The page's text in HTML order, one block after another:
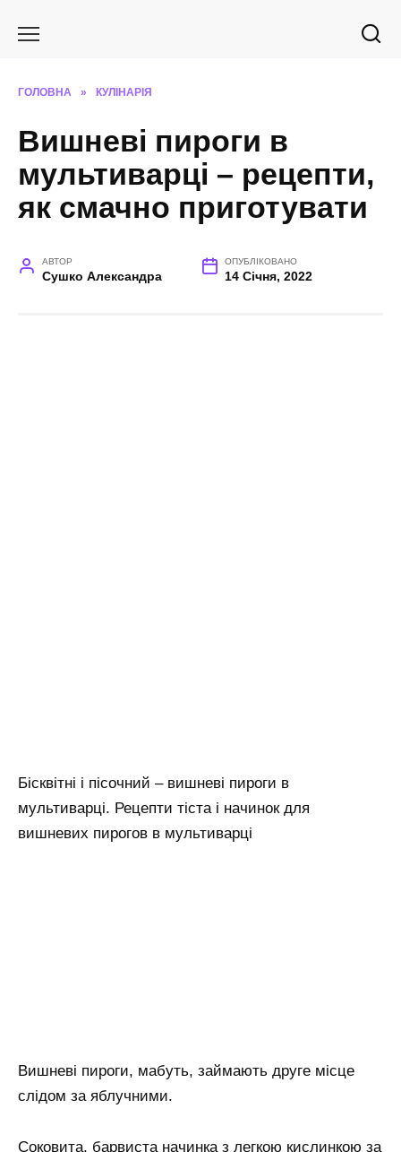
ГОЛОВНА » КУЛІНАРІЯ
Вишневі пироги в
мультиварці – рецепти,
як смачно приготувати
АВТОР
Сушко Александра
ОПУБЛІКОВАНО
14 Січня, 2022
Бісквітні і пісочний – вишневі пироги в
мультиварці. Рецепти тіста і начинок для
вишневих пирогов в мультиварці
Вишневі пироги, мабуть, займають друге місце
слідом за яблучними.
Соковита, барвиста начинка з легкою кислинкою за